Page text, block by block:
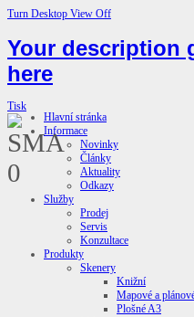
Turn Desktop View Off
Your description
here
Hlavní stránka
Informace
Novinky
Články
Aktuality
Odkazy
Služby
Prodej
Servis
Konzultace
Produkty
Skenery
Knižní
Mapové a
Plošné A3
Tisk